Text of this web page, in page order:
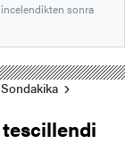
sonra
tescillendi